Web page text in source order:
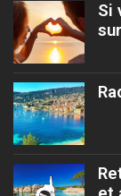
Si